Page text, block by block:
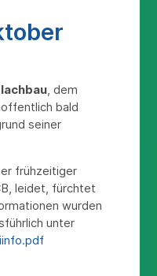
, dem
bald
seiner
frühzeitiger
leidet, fürchtet
wurden
unter